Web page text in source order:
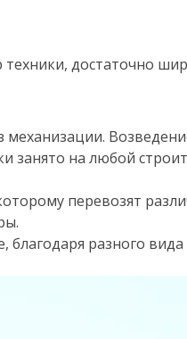
достаточно
на любой
перевозят
разного